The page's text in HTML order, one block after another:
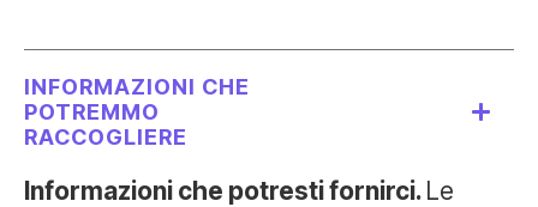
INFORMAZIONI CHE
POTREMMO
RACCOGLIERE
Informazioni che potresti fornirci. Le